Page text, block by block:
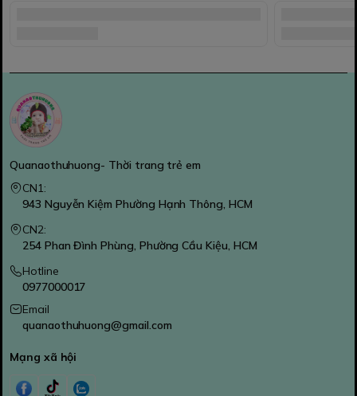
Quanaothuhuong- Thời trang trẻ em
CN1:
943 Nguyễn Kiệm Phường Hạnh Thông, HCM
CN2:
254 Phan Đình Phùng, Phường Cầu Kiệu, HCM
Hotline
0977000017
Email
quanaothuhuong@gmail.com
Mạng xã hội